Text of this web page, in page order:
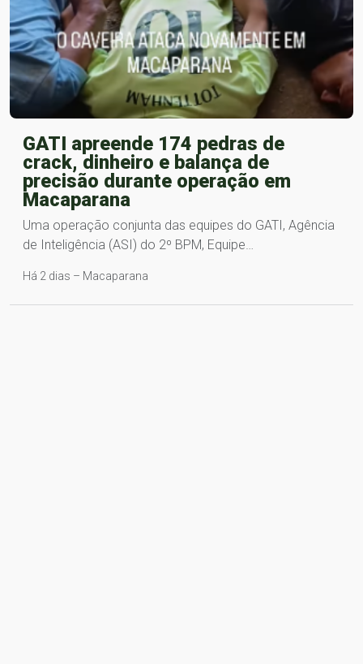
GATI apreende 174 pedras de
crack, dinheiro e balança de
precisão durante operação em
Macaparana
Uma operação conjunta das equipes do GATI, Agência
de Inteligência (ASI) do 2º BPM, Equipe…
Há 2 dias – Macaparana